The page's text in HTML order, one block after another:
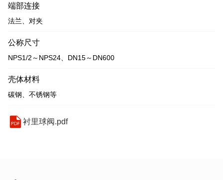
端部连接
法兰、对夹
公称尺寸
NPS1/2～NPS24、DN15～DN600
壳体材料
碳钢、不锈钢等
衬里球阀.pdf